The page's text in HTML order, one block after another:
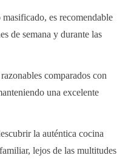
es recomendable
de semana y durante las
comparados con
una excelente
la auténtica cocina
lejos de las multitudes